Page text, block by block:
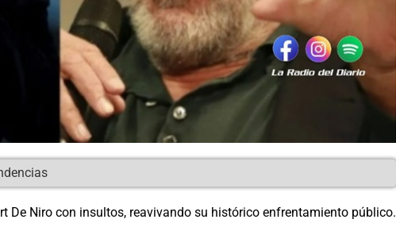
De Niro con insultos, reavivando su histórico enfrentamiento público.